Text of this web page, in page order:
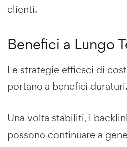
clienti.
Benefici a Lungo
Le strategie efficaci di
portano a benefici duraturi.
Una volta stabiliti, i
possono continuare a